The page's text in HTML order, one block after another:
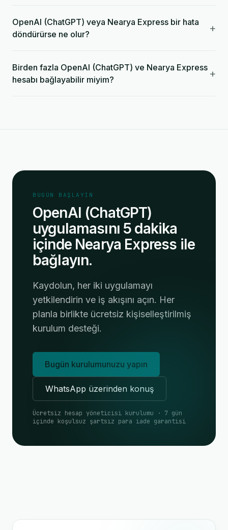
OpenAI (ChatGPT) veya Nearya Express bir hata
döndürürse ne olur?
+
Birden fazla OpenAI (ChatGPT) ve Nearya Express
hesabı bağlayabilir miyim?
+
BUGÜN BAŞLAYIN
OpenAI (ChatGPT)
uygulamasını 5 dakika
içinde Nearya Express ile
bağlayın.
Kaydolun, her iki uygulamayı
yetkilendirin ve iş akışını açın. Her
planla birlikte ücretsiz kişiselleştirilmiş
kurulum desteği.
Bugün kurulumunuzu yapın
WhatsApp üzerinden konuş
Ücretsiz hesap yöneticisi kurulumu · 7 gün
içinde koşulsuz şartsız para iade garantisi